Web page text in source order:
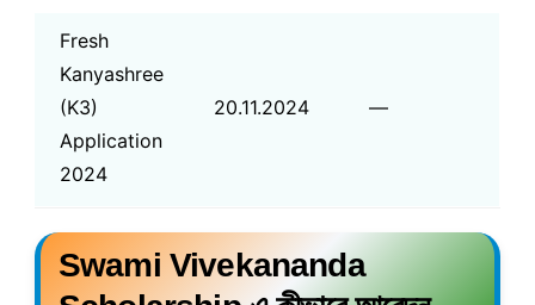
Fresh
Kanyashree
(K3)
Application
2024
20.11.2024 —
Swami Vivekananda